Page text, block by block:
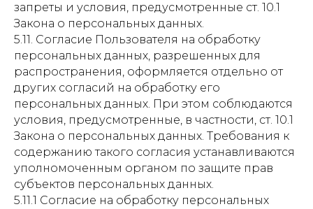
запреты и условия, предусмотренные ст. 10.1
Закона о персональных данных.
5.11. Согласие Пользователя на обработку
персональных данных, разрешенных для
распространения, оформляется отдельно от
других согласий на обработку его
персональных данных. При этом соблюдаются
условия, предусмотренные, в частности, ст. 10.1
Закона о персональных данных. Требования к
содержанию такого согласия устанавливаются
уполномоченным органом по защите прав
субъектов персональных данных.
5.11.1 Согласие на обработку персональных